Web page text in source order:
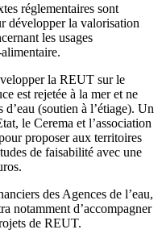
réglementaires sont
développer la valorisation
les usages
la REUT sur le
est rejetée à la mer et ne
(soutien à l’étiage). Un
le Cerema et l’association
proposer aux territoires
de faisabilité avec une
des Agences de l’eau,
notamment d’accompagner
de REUT.